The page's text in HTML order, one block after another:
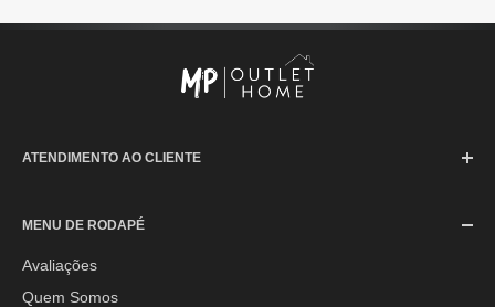
ATENDIMENTO AO CLIENTE
Segunda à Sexta-feira: 08h às 17h30min
Sábado: 08h às 12h
MENU DE RODAPÉ
Avaliações
Quem Somos